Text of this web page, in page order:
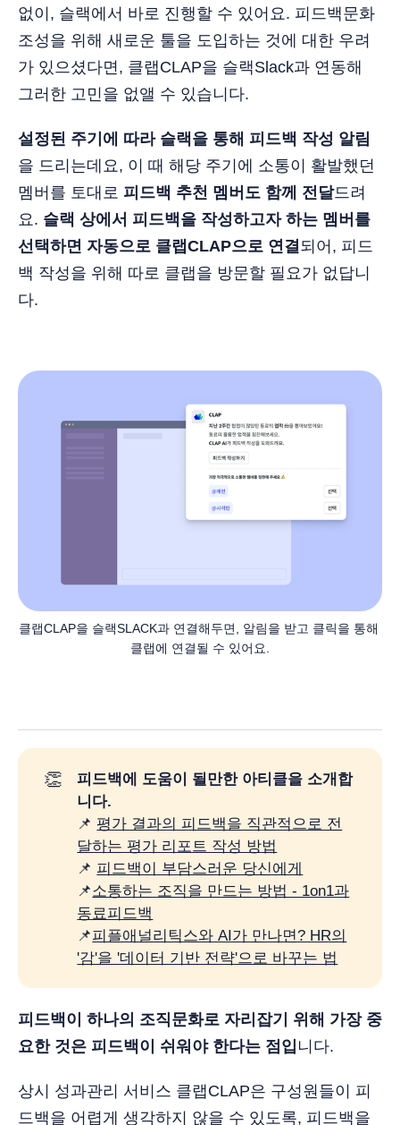
없이, 슬랙에서 바로 진행할 수 있어요. 피드백문화
조성을 위해 새로운 툴을 도입하는 것에 대한 우려
가 있으셨다면, 클랩CLAP을 슬랙Slack과 연동해
그러한 고민을 없앨 수 있습니다.
설정된 주기에 따라 슬랙을 통해 피드백 작성 알림
을 드리는데요, 이 때 해당 주기에 소통이 활발했던
멤버를 토대로 피드백 추천 멤버도 함께 전달드려
요. 슬랙 상에서 피드백을 작성하고자 하는 멤버를
선택하면 자동으로 클랩CLAP으로 연결되어, 피드
백 작성을 위해 따로 클랩을 방문할 필요가 없답니
다.
클랩CLAP을 슬랙SLACK과 연결해두면, 알림을 받고 클릭을 통해
클랩에 연결될 수 있어요.
👏
피드백에 도움이 될만한 아티클을 소개합
니다.
📌 평가 결과의 피드백을 직관적으로 전
달하는 평가 리포트 작성 방법
📌 피드백이 부담스러운 당신에게
📌소통하는 조직을 만드는 방법 - 1on1과
동료피드백
📌피플애널리틱스와 AI가 만나면? HR의
'감'을 '데이터 기반 전략'으로 바꾸는 법
피드백이 하나의 조직문화로 자리잡기 위해 가장 중
요한 것은 피드백이 쉬워야 한다는 점입 니다.
상시 성과관리 서비스 클랩CLAP은 구성원들이 피
드백을 어렵게 생각하지 않을 수 있도록, 피드백을